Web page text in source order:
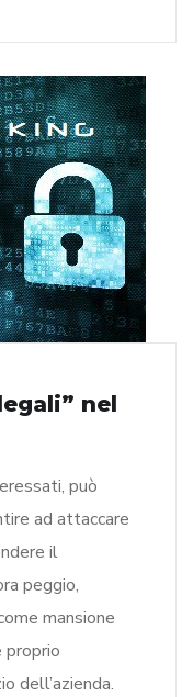
nel
può
ad attaccare
il
peggio,
mansione
proprio
dell’azienda.